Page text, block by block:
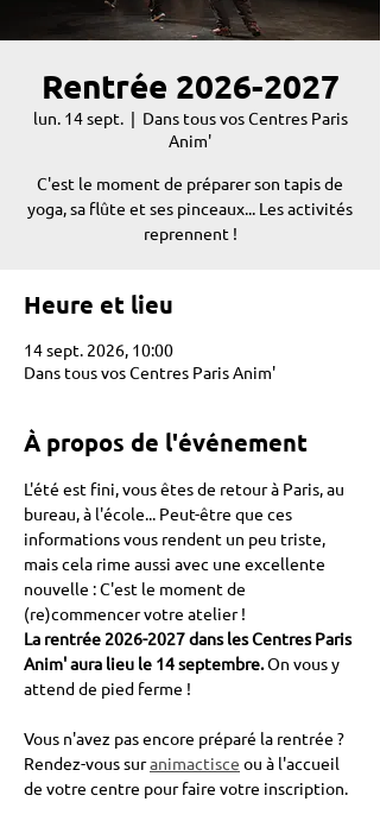
Rentrée 2026-2027
lun. 14 sept.
  |
Dans tous vos Centres Paris
Anim'
C'est le moment de préparer son tapis de
yoga, sa flûte et ses pinceaux... Les activités
reprennent !
Heure et lieu
14 sept. 2026, 10:00
Dans tous vos Centres Paris Anim'
À propos de l'événement
L'été est fini, vous êtes de retour à Paris, au
bureau, à l'école... Peut-être que ces
informations vous rendent un peu triste,
mais cela rime aussi avec une excellente
nouvelle : C'est le moment de
(re)commencer votre atelier !
La rentrée 2026-2027 dans les Centres Paris
Anim' aura lieu le 14 septembre. On vous y
attend de pied ferme !
Vous n'avez pas encore préparé la rentrée ?
Rendez-vous sur animactisce ou à l'accueil
de votre centre pour faire votre inscription.